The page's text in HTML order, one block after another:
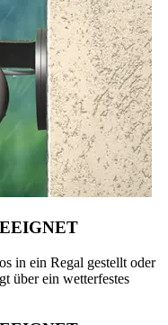
in ein Regal gestellt oder
über ein wetterfestes